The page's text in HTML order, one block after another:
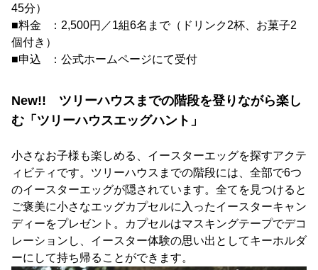
45分）
■料金 ：2,500円／1組6名まで（ドリンク2杯、お菓子2
個付き）
■申込 ：公式ホームページにて受付
New!! ツリーハウスまでの階段を登りながら楽し
む「ツリーハウスエッグハント」
小さなお子様も楽しめる、イースターエッグを探すアクテ
ィビティです。ツリーハウスまでの階段には、全部で6つ
のイースターエッグが隠されています。全てを見つけると
ご褒美に小さなエッグカプセルに入ったイースターキャン
ディーをプレゼント。カプセルはマスキングテープでデコ
レーションし、イースター体験の思い出としてキーホルダ
ーにして持ち帰ることができます。